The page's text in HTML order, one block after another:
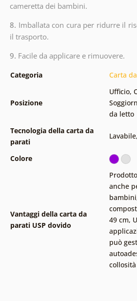
cameretta dei bambini.
8. Imballata con cura per ridurre il
il trasporto.
9. Facile da applicare e rimuovere.
Categoria Carta
Posizione
Ufficio,
da letto
Tecnologia della carta da
parati
Lavabile,
Colore
Vantaggi della carta da
parati USP dovido
anche
bambini
49 cm,
può
collosità